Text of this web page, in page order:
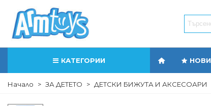
КАТЕГОРИИ НОВИ
Начало > ЗА ДЕТЕТО > ДЕТСКИ БИЖУТА И АКСЕСОАРИ